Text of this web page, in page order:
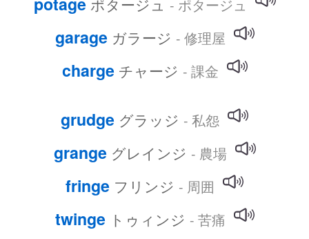
- ポタージュ
garage ガラージ - 修理屋
charge チャージ - 課金
grudge グラッジ - 私怨
grange グレインジ - 農場
fringe フリンジ - 周囲
twinge トゥィンジ - 苦痛